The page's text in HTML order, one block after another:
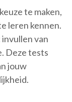
te maken,
leren kennen.
van
Deze tests
jouw